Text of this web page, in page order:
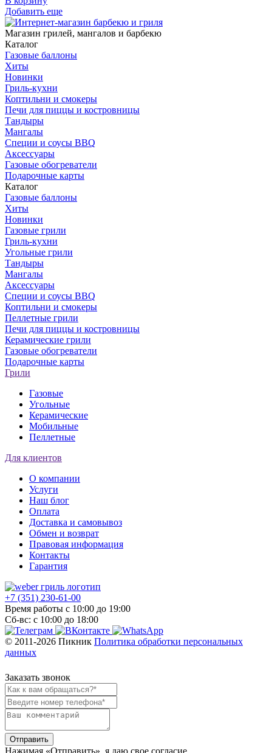
Добавить еще
Магазин грилей, мангалов и барбекю
Каталог
Газовые баллоны
Хиты
Новинки
Гриль-кухни
Коптильни и смокеры
Печи для пиццы и костровницы
Тандыры
Мангалы
Специи и соусы BBQ
Аксессуары
Газовые обогреватели
Подарочные карты
Каталог
Газовые баллоны
Хиты
Новинки
Газовые грили
Гриль-кухни
Угольные грили
Тандыры
Мангалы
Аксессуары
Специи и соусы BBQ
Коптильни и смокеры
Пеллетные грили
Печи для пиццы и костровницы
Керамические грили
Газовые обогреватели
Подарочные карты
Грили
Газовые
Угольные
Керамические
Мобильные
Пеллетные
Для клиентов
О компании
Услуги
Наш блог
Оплата
Доставка и самовывоз
Обмен и возврат
Правовая информация
Контакты
Гарантия
+7 (351) 230-61-00
Время работы с 10:00 до 19:00
Сб-вс: с 10:00 до 18:00
© 2011-2026 Пикник Политика обработки персональных
данных
Заказать звонок
Отправить
Нажимая «Отправить»‎, я даю свое согласие